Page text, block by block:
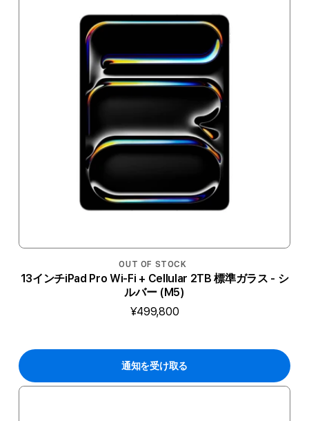
OUT OF STOCK
13インチiPad Pro Wi-Fi + Cellular 2TB 標準ガラス - シ
ルバー (M5)
¥499,800
通知を受け取る